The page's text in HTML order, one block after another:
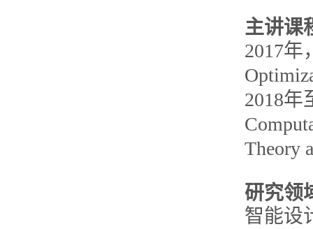
主讲课
2017年
2018年
Theory
研究领
智能设